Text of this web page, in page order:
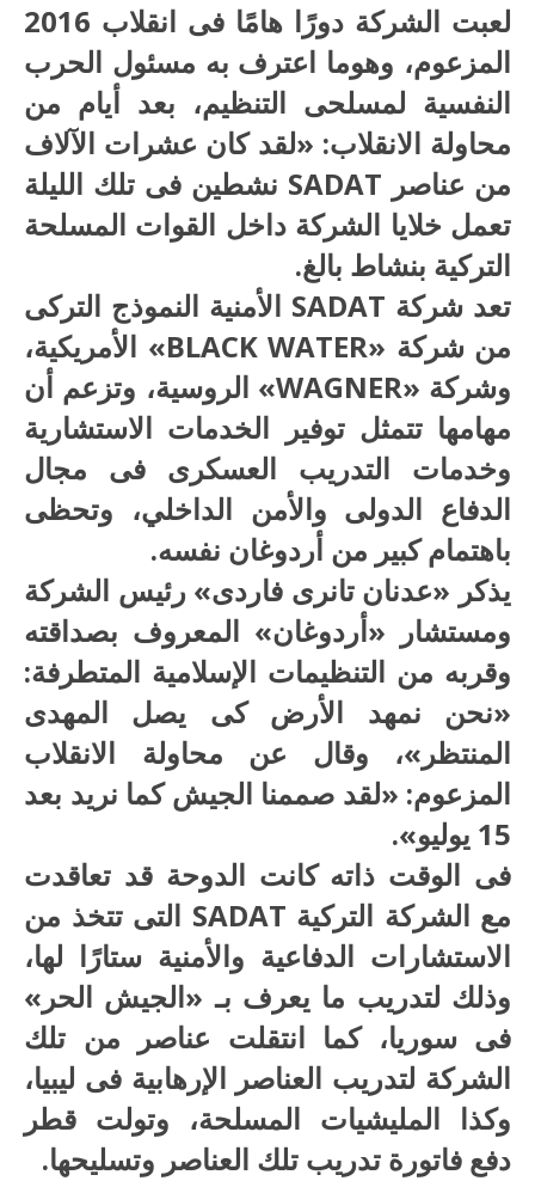
لعبت الشركة دورًا هامًا فى انقلاب 2016
المزعوم، وهوما اعترف به مسئول الحرب
النفسية لمسلحى التنظيم، بعد أيام من
محاولة الانقلاب: «لقد كان عشرات الآلاف
من عناصر SADAT نشطين فى تلك الليلة
تعمل خلايا الشركة داخل القوات المسلحة
التركية بنشاط بالغ.
تعد شركة SADAT الأمنية النموذج التركى
من شركة «BLACK WATER» الأمريكية،
وشركة «WAGNER» الروسية، وتزعم أن
مهامها تتمثل توفير الخدمات الاستشارية
وخدمات التدريب العسكرى فى مجال
الدفاع الدولى والأمن الداخلي، وتحظى
باهتمام كبير من أردوغان نفسه.
يذكر «عدنان تانرى فاردى» رئيس الشركة
ومستشار «أردوغان» المعروف بصداقته
وقربه من التنظيمات الإسلامية المتطرفة:
«نحن نمهد الأرض كى يصل المهدى
المنتظر»، وقال عن محاولة الانقلاب
المزعوم: «لقد صممنا الجيش كما نريد بعد
15 يوليو».
فى الوقت ذاته كانت الدوحة قد تعاقدت
مع الشركة التركية SADAT التى تتخذ من
الاستشارات الدفاعية والأمنية ستارًا لها،
وذلك لتدريب ما يعرف بـ «الجيش الحر»
فى سوريا، كما انتقلت عناصر من تلك
الشركة لتدريب العناصر الإرهابية فى ليبيا،
وكذا المليشيات المسلحة، وتولت قطر
دفع فاتورة تدريب تلك العناصر وتسليحها.